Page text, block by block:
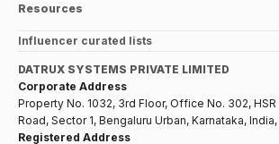
Resources
Influencer curated lists
DATRUX SYSTEMS PRIVATE LIMITED
Corporate Address
Property No. 1032, 3rd Floor, Office No. 302,
Road, Sector 1, Bengaluru Urban, Karnataka,
Registered Address